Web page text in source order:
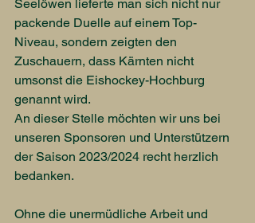
Seelöwen lieferte man sich nicht nur
packende Duelle auf einem Top-
Niveau, sondern zeigten den
Zuschauern, dass Kärnten nicht
umsonst die Eishockey-Hochburg
genannt wird.
An dieser Stelle möchten wir uns bei
unseren Sponsoren und Unterstützern
der Saison 2023/2024 recht herzlich
bedanken.
Ohne die unermüdliche Arbeit und